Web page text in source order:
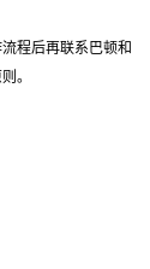
程后再联系巴顿和
。